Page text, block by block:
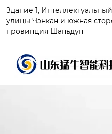
Здание 1,
улицы Чэнкан и южная
провинция Шаньдун